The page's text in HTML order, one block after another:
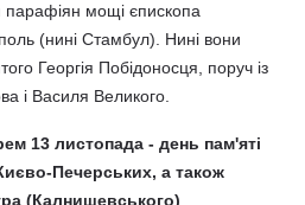
мощі єпископа
(нині Стамбул). Нині вони
Георгія Побідоносця, поруч із
і Василя Великого.
13 листопада - день пам'яті
Печерських, а також
(Калнишевського)